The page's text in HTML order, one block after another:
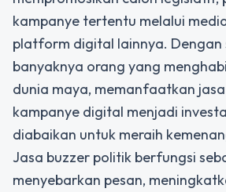
kampanye tertentu melalui
platform digital lainnya. Dengan
banyaknya orang yang
dunia maya, memanfaatkan
kampanye digital menjadi
diabaikan untuk meraih
Jasa buzzer politik berfungsi
menyebarkan pesan,